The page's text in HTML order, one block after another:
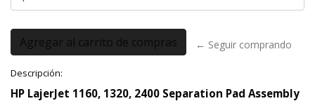
← Seguir comprando
Descripción:
HP LajerJet 1160, 1320, 2400 Separation Pad Assembly